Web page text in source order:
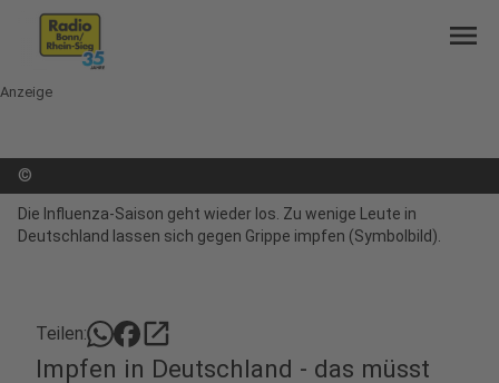
menu
Anzeige
©
Die Influenza-Saison geht wieder los. Zu wenige Leute in
Deutschland lassen sich gegen Grippe impfen (Symbolbild).
Teilen: open_in_new
Impfen in Deutschland - das müsst